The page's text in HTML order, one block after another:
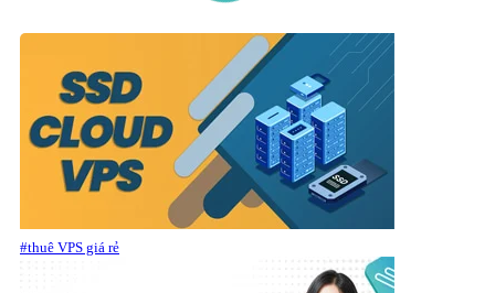
#thuê VPS giá rẻ